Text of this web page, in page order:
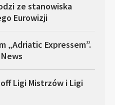
ze stanowiska
Eurowizji
„Adriatic Expressem”.
Ligi Mistrzów i Ligi